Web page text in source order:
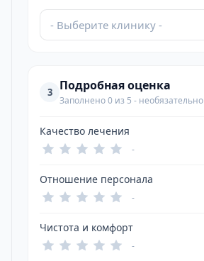
- Выберите клинику -
3 Подробная оценка
Заполнено 0 из 5 - необязательно
Качество лечения
-
Отношение персонала
-
Чистота и комфорт
-